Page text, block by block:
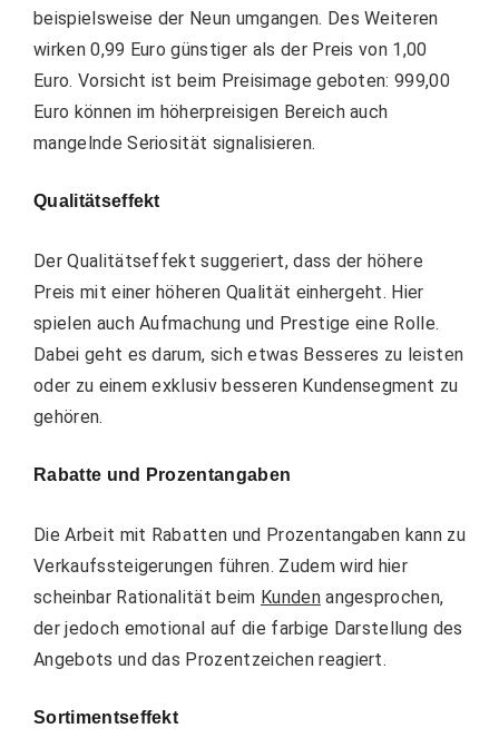
beispielsweise der Neun umgangen. Des Weiteren
wirken 0,99 Euro günstiger als der Preis von 1,00
Euro. Vorsicht ist beim Preisimage geboten: 999,00
Euro können im höherpreisigen Bereich auch
mangelnde Seriosität signalisieren.
Qualitätseffekt
DerQualitätseffekt suggeriert, dass der höhere
Preis mit einer höheren Qualität einhergeht. Hier
spielen auch Aufmachung und Prestige eine Rolle.
Dabei geht es darum, sich etwas Besseres zu leisten
oder zu einem exklusiv besseren Kundensegment zu
gehören.
Rabatte und Prozentangaben
DieArbeit mit Rabatten und Prozentangaben kann zu
Verkaufssteigerungen führen. Zudem wird hier
scheinbar Rationalität beim Kundenangesprochen,
der jedoch emotional auf die farbige Darstellung des
Angebots und das Prozentzeichen reagiert.
Sortimentseffekt